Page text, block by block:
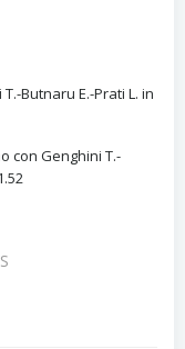
Butnaru E.-Prati L. in
con Genghini T.-